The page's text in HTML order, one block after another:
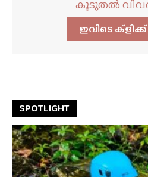
കൂടുതൽ
ഇവിടെ
SPOTLIGHT